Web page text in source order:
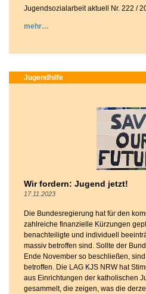
Jugendsozialarbeit aktuell Nr. 222 /
mehr
Jugendhilfe
Wir fordern: Jugend jetzt!
17.11.2023
Die Bundesregierung hat für den
zahlreiche finanzielle Kürzungen
benachteiligte und individuell
massiv betroffen sind. Sollte der
Ende November so beschließen,
betroffen. Die LAG KJS NRW hat
aus Einrichtungen der katholischen
gesammelt, die zeigen, was die